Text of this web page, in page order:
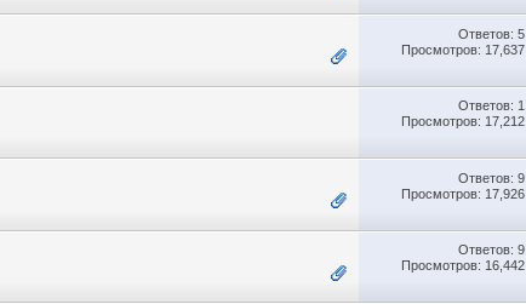
Ответов: 5
Просмотров: 17,637
Ответов: 1
Просмотров: 17,212
Ответов: 9
Просмотров: 17,926
Ответов: 9
Просмотров: 16,442